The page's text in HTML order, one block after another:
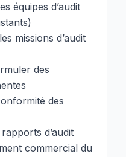
équipes d’audit
missions d’audit
des
des
d’audit
commercial du